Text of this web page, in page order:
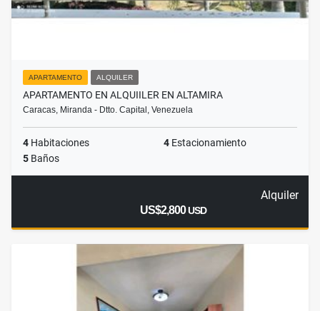
APARTAMENTO ALQUILER
APARTAMENTO EN ALQUIILER EN ALTAMIRA
Caracas, Miranda - Dtto. Capital, Venezuela
4 Habitaciones 4 Estacionamiento
5 Baños
Alquiler
US$2,800USD